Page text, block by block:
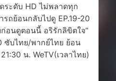
ระดับ HD ไม่พลาดทุก
ถย้อนกลับไปดู EP.19-20
ก่อนดูตอนนี้ อริรักลิขิตใจ”
ซับไทย/พากย์ไทย ย้อน
น. WeTV(เวลาไทย)